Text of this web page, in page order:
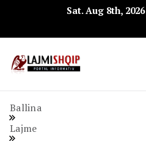
Sat. Aug 8th, 2026
Ballina
Lajme